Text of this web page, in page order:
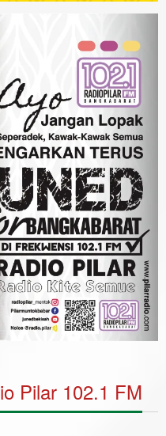
Pilar 102.1 FM